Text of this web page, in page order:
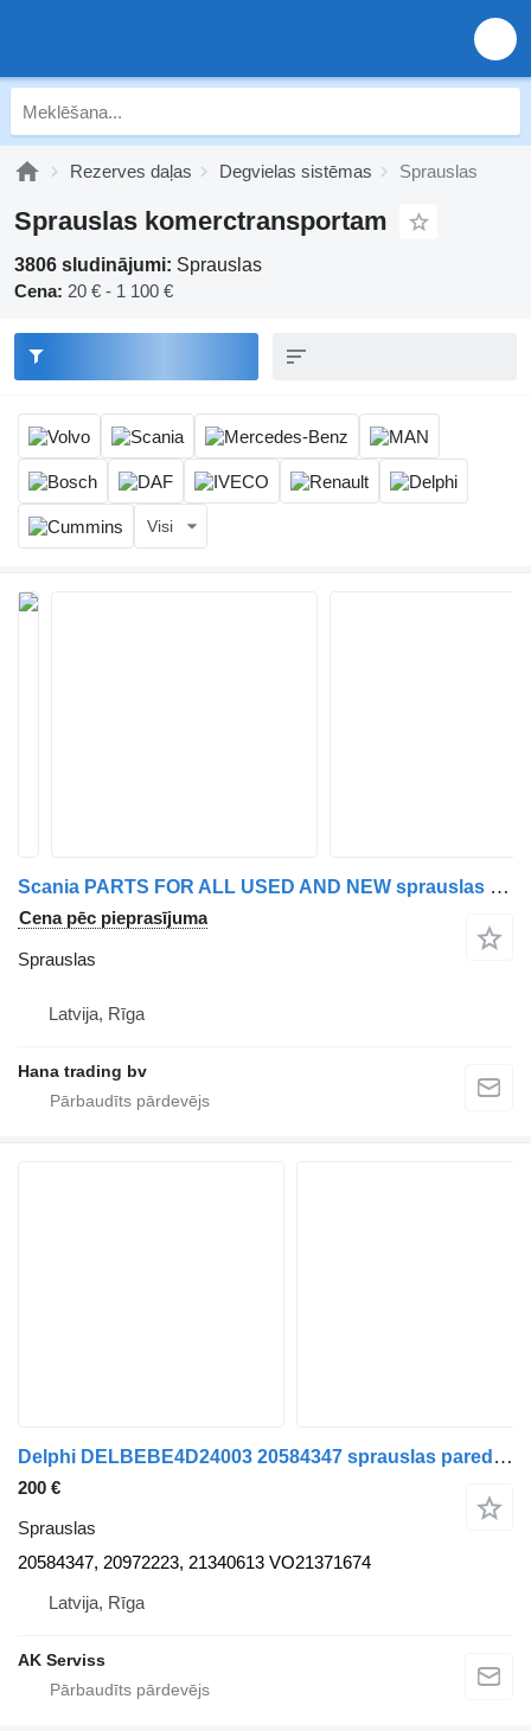
Rezerves daļas Degvielas sistēmas Sprauslas
Sprauslas komerctransportam
3806 sludinājumi: Sprauslas
Cena: 20 € - 1 100 €
Visi
Scania PARTS FOR ALL USED AND NEW sprauslas paredzēts kravas automašīnas
Cena pēc pieprasījuma
Sprauslas
Latvija, Rīga
Hana trading bv
Delphi DELBEBE4D24003 20584347 sprauslas paredzēts Volvo FH, FM vilcēja
200 €
Sprauslas
20584347, 20972223, 21340613 VO21371674
Latvija, Rīga
AK Serviss